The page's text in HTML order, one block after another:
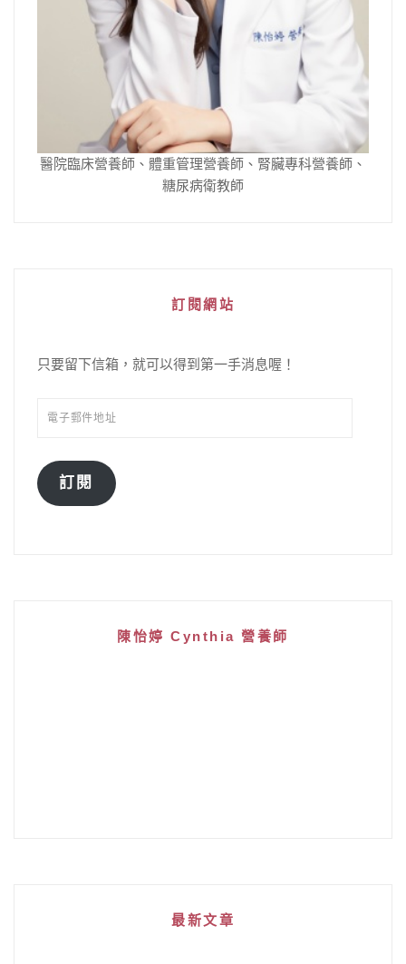
醫院臨床營養師、體重管理營養師、腎臟專科營養師、
糖尿病衛教師
訂閱網站
只要留下信箱，就可以得到第一手消息喔！
訂閱
陳怡婷 Cynthia 營養師
最新文章